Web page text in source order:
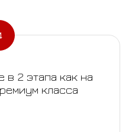
в 2 этапа как на
класса